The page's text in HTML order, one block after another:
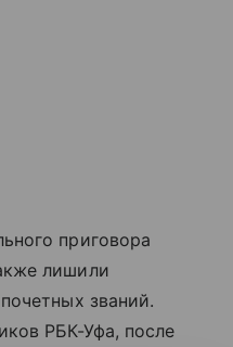
приговора
лишили
званий.
РБК-Уфа, после